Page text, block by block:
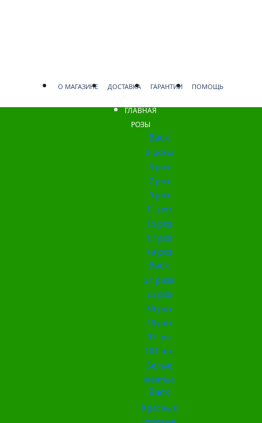
О МАГАЗИНЕ ДОСТАВКА ГАРАНТИИ ПОМОЩЬ
ГЛАВНАЯ
РОЗЫ
Back
3 розы
5 роз
7 роз
9 роз
11 роз
15 роз
17 роз
19 роз
Back
21 роза
25 роз
35 роз
45 роз
51 шт.
101 шт.
Белые
Жёлтые
Back
Красные